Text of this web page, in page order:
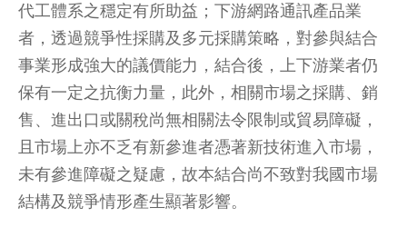
代工體系之穩定有所助益；下游網路通訊產品業
者，透過競爭性採購及多元採購策略，對參與結合
事業形成強大的議價能力，結合後，上下游業者仍
保有一定之抗衡力量，此外，相關市場之採購、銷
售、進出口或關稅尚無相關法令限制或貿易障礙，
且市場上亦不乏有新參進者憑著新技術進入市場，
未有參進障礙之疑慮，故本結合尚不致對我國市場
結構及競爭情形產生顯著影響。